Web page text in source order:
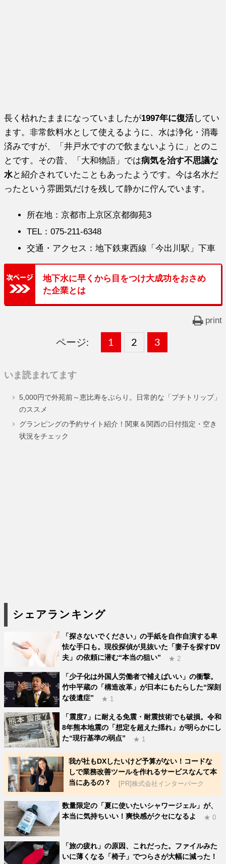
長く枯れたままになっていましたが1997年に復活してい
ます。非常飲料水として使えるように、水は浄化・消毒
済みですが、「井戸水ですので飲まないように」とのこ
とです。その昔、「大和物語」では病気を治す不思議な
水と紹介されていたこともあったようです。今は名水だ
ったという雰囲気だけを残して静かに佇んでいます。
所在地：京都市上京区京都御苑3
TEL：075-211-6348
交通・アクセス：地下鉄東西線「今出川駅」下車
地下水に早くから目をつけ大成功をおさめ
た企業とは
print
ページ:
固
ー
ジ
1 ,
固
ー
ジ
2 ,
固
ー
ジ
3
いま読まれてます
5,000円で外苑前～恵比寿をぶらり。日常的な「プチトリップ」
のススメ
グランピングの予約サイト紹介！関東＆関西の日付指定・空き
状況をチェック
シェアランキング
「探さないでください」の手紙を自作自演する卑
怯な手口も。現役探偵が見抜いた「妻子を探すDV
夫」の依頼に潜む“本当の狙い”
★ 2
「少子化は外国人労働者で補えばいい」の衝撃。
竹中平蔵の「構造改革」が日本にもたらした“深刻
な後遺症”
★ 1
「震度7」に耐える免震・耐震技術でも破損。令和
8年熊本地震の「想定を超えた揺れ」が明らかにし
た“現行基準の弱点”
★ 1
我が社もDXしたいけど予算がない！コードな
しで業務改善ツールを作れるサービスなんて本
当にあるの？
[PR]株式会社インターパーク
数量限定の「夏に使いたいシャワージェル」が、
本当に気持ちいい！爽快感がクセになるよ
★ 0
「旅の疲れ」の原因、これだった。ファイルみた
いに薄くなる「椅子」でつらさが大幅に減った！